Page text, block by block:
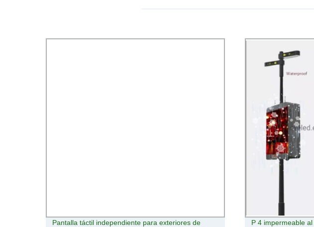
Pantalla táctil independiente para exteriores de
P 4 impermeable